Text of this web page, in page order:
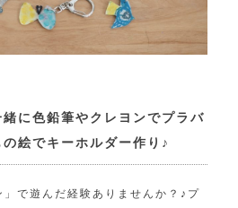
に色鉛筆やクレヨンでプラバ
絵でキーホルダー作り♪
で遊んだ経験ありませんか？♪プ